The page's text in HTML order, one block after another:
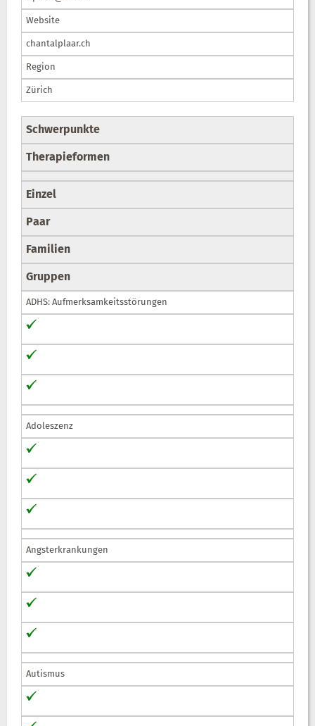
Website
chantalplaar.ch
Region
Zürich
Schwerpunkte
Therapieformen
Einzel
Paar
Familien
Gruppen
ADHS: Aufmerksamkeitsstörungen
Adoleszenz
Angsterkrankungen
Autismus